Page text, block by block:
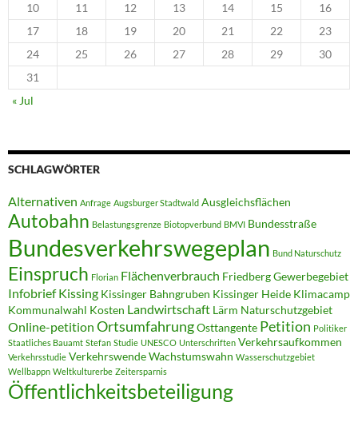
10
11 12 13 14 15
16
17
18 19 20 21 22
23
24
25 26 27 28 29
30
31
« Jul
SCHLAGWÖRTER
Alternativen Anfrage Augsburger Stadtwald Ausgleichsflächen
Autobahn Belastungsgrenze Biotopverbund BMVI Bundesstraße
Bundesverkehrswegeplan Bund Naturschutz
Einspruch Florian Flächenverbrauch FriedbergGewerbegebiet
Infobrief Kissing Kissinger Bahngruben Kissinger Heide Klimacamp
Kommunalwahl Kosten Landwirtschaft Lärm Naturschutzgebiet
Online-petition OrtsumfahrungOsttangente Petition Politiker
Staatliches Bauamt Stefan Studie UNESCO Unterschriften Verkehrsaufkommen
Verkehrsstudie VerkehrswendeWachstumswahn Wasserschutzgebiet
Wellbappn Weltkulturerbe Zeitersparnis
Öffentlichkeitsbeteiligung